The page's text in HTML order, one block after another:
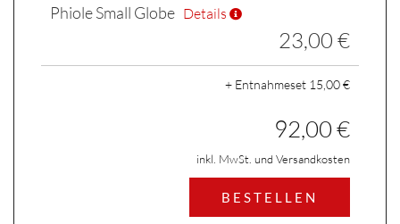
Phiole Small Globe Details
23,00 €
+ Entnahmeset 15,00 €
92,00 €
inkl. MwSt. und Versandkosten
BESTELLEN